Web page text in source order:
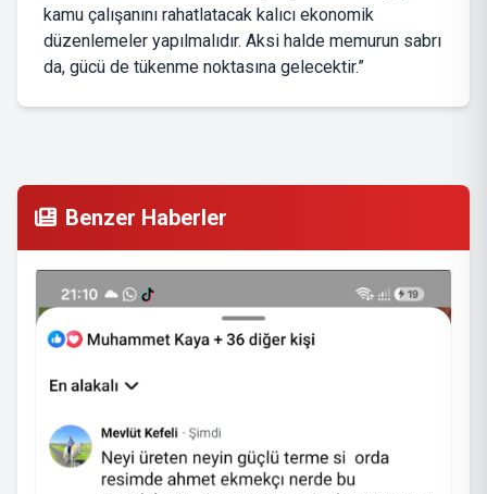
kamu çalışanını rahatlatacak kalıcı ekonomik
düzenlemeler yapılmalıdır. Aksi halde memurun sabrı
da, gücü de tükenme noktasına gelecektir.”
Benzer Haberler